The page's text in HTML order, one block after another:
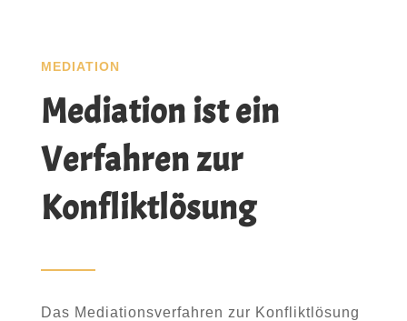
MEDIATION
Mediation ist ein
Verfahren zur
Konfliktlösung
Das Mediationsverfahren zur Konfliktlösung